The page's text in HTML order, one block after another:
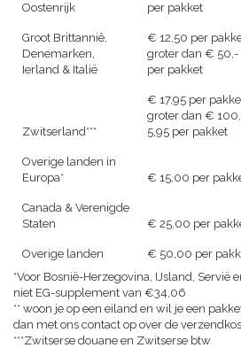
Oostenrijk
per pakket
Groot Brittanniê,
Denemarken,
Ierland & Italië
€ 12,50 per
groter dan € 50,-
per pakket
Zwitserland***
€ 17,95 per
groter dan €
5,95 per pakket
Overige landen in
Europa*
€ 15,00 per
Canada & Verenigde
Staten
€ 25,00 per
Overige landen
€ 50,00 per
*Voor Bosnië-Herzegovina, IJsland, Servië
niet EG-supplement van €34,06
** woon je op een eiland en wil je een
dan met ons contact op over de
***Zwitserse douane en Zwitserse btw